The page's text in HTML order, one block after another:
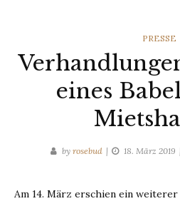
PRESSE
eines
by rosebud 18. März 2019
Am 14. März erschien ein weiterer